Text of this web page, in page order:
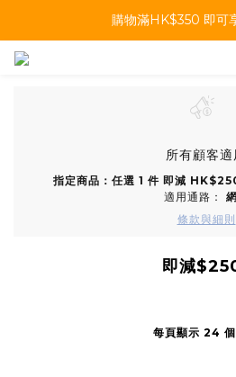
購物滿HK$350 即可
所有顧客適
指定商品：任選 1 件 即減
適用通路：
條款與細則
即減
每頁顯示 24 個